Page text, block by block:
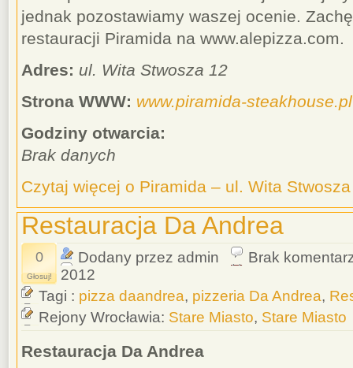
jednak pozostawiamy waszej ocenie.
restauracji Piramida na www.alepizza.com.
Adres: ul. Wita Stwosza 12
Strona WWW: www.piramida-steakhouse.pl
Godziny otwarcia:
Brak danych
Czytaj więcej o Piramida – ul. Wita Stwosza
Restauracja Da Andrea
0
Głosuj!
Dodany przez admin
Brak
2012
Tagi : pizza daandrea, pizzeria Da Andrea,
Rejony Wrocławia: Stare Miasto, Stare Miasto
Restauracja Da Andrea